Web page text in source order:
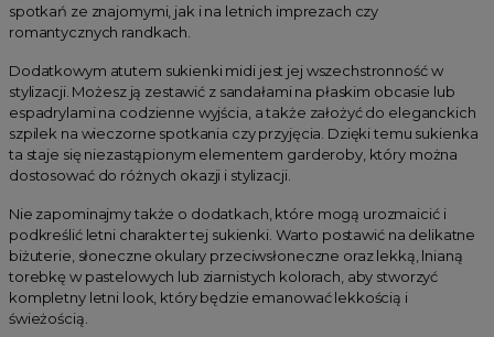
spotkań ze znajomymi, jak i na letnich imprezach czy
romantycznych randkach.
Dodatkowym atutem sukienki midi jest jej wszechstronność w
stylizacji. Możesz ją zestawić z sandałami na płaskim obcasie lub
espadrylami na codzienne wyjścia, a także założyć do eleganckich
szpilek na wieczorne spotkania czy przyjęcia. Dzięki temu sukienka
ta staje się niezastąpionym elementem garderoby, który można
dostosować do różnych okazji i stylizacji.
Nie zapominajmy także o dodatkach, które mogą urozmaicić i
podkreślić letni charakter tej sukienki. Warto postawić na delikatne
biżuterie, słoneczne okulary przeciwsłoneczne oraz lekką, lnianą
torebkę w pastelowych lub ziarnistych kolorach, aby stworzyć
kompletny letni look, który będzie emanować lekkością i
świeżością.